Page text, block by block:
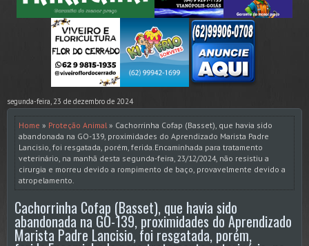
segunda-feira, 23 de dezembro de 2024
Home » Proteção Animal» Cachorrinha Cofap (Basset), que havia sido
abandonada na GO-139, proximidades do Aprendizado Marista Padre
Lancisio, foi resgatada, porém, ferida.Encaminhada para tratamento
veterinário, na manhã desta segunda-feira, 23/12/2024, não resistiu a
cirurgia e morreu devido a rompimento de baço, provavelmente devido a
atropelamento.
Cachorrinha Cofap (Basset), que havia sido
abandonada na GO-139, proximidades do Aprendizado
Marista Padre Lancisio, foi resgatada, porém,